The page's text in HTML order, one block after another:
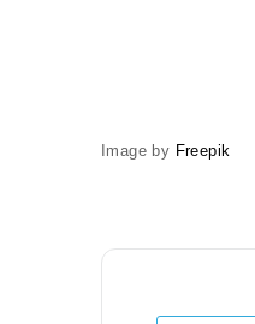
Image by Freepik